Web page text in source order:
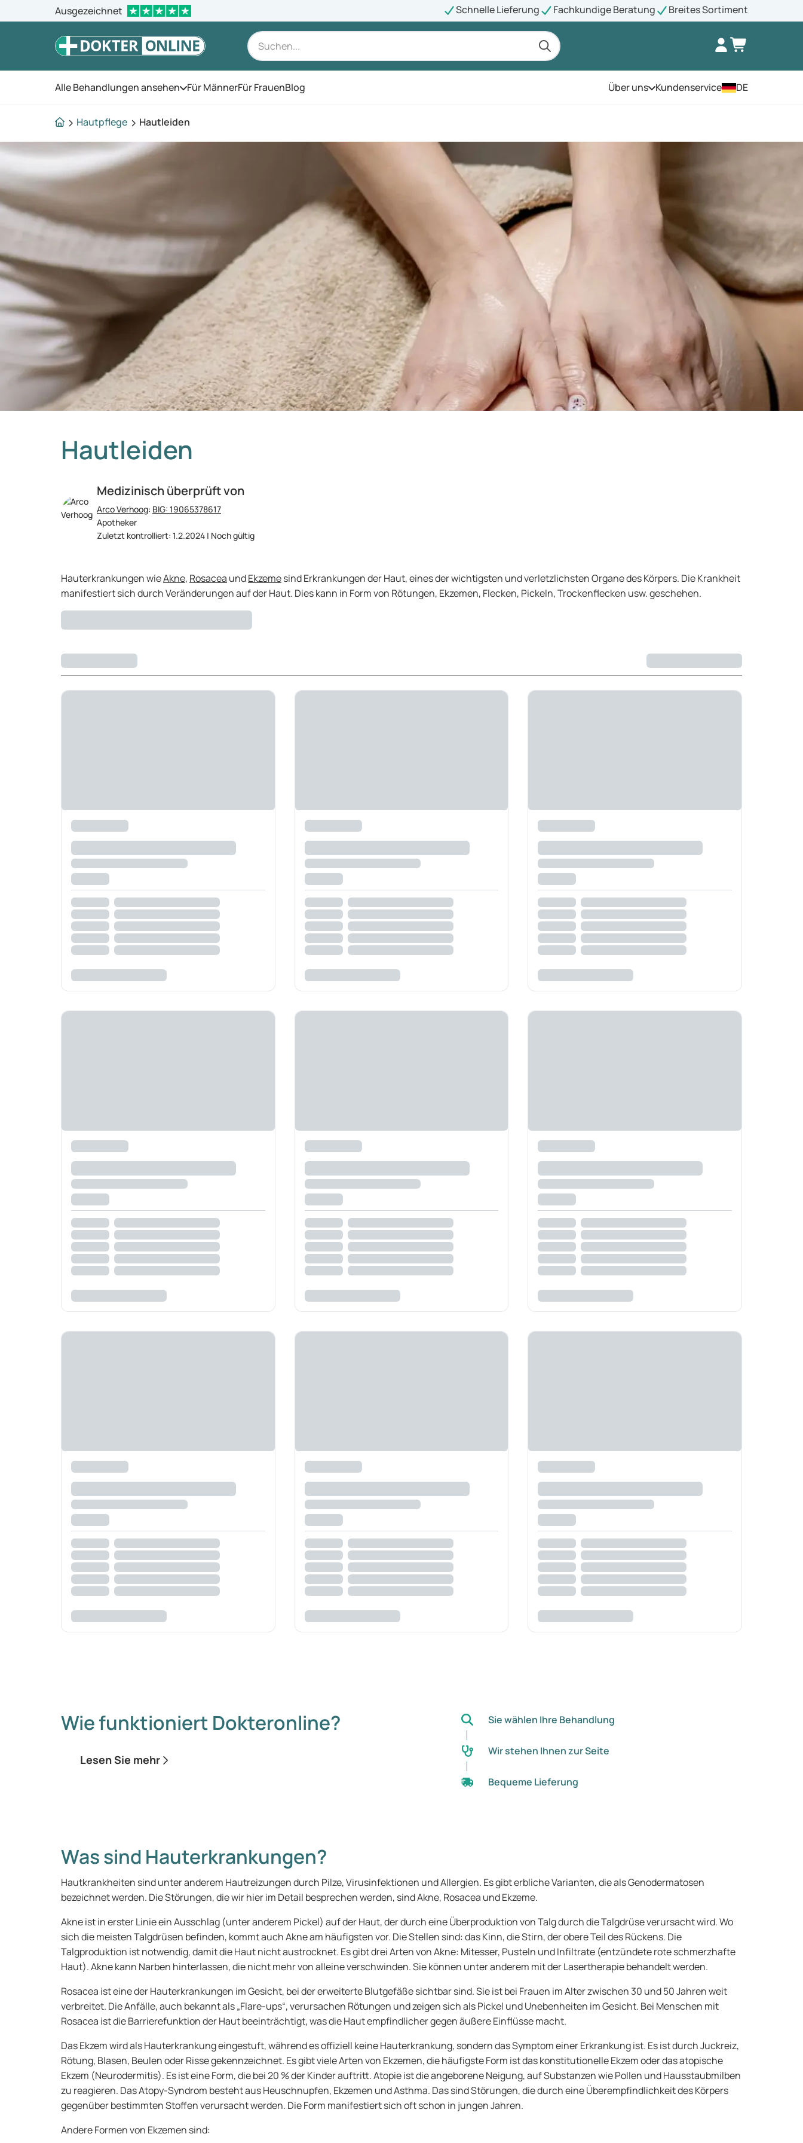
Ausgezeichnet Schnelle Lieferung Fachkundige Beratung Breites Sortiment
Alle Behandlungen ansehen Öffnen Sie das Menü
Für MännerFür FrauenBlog Über unsÖffnen Sie das Menü
Kundenservice DE
Hautpflege Hautleiden
Hautleiden
Medizinisch überprüft von
Arco Verhoog: BIG: 19065378617
Apotheker
Zuletzt kontrolliert: 1.2.2024 | Noch gültig
Hauterkrankungen wieAkne, Rosacea undEkzemesind Erkrankungen der Haut, eines der wichtigsten und verletzlichsten Organe des Körpers. Die Krankheit
manifestiert sich durch Veränderungen auf der Haut. Dies kann in Form von Rötungen, Ekzemen, Flecken, Pickeln, Trockenflecken usw. geschehen.
Wie funktioniert Dokteronline?
Lesen Sie mehr
Sie wählen Ihre Behandlung
Wir stehen Ihnen zur Seite
Bequeme Lieferung
Was sind Hauterkrankungen?
Hautkrankheiten sind unter anderem Hautreizungen durch Pilze, Virusinfektionen und Allergien. Es gibt erbliche Varianten, die als Genodermatosen
bezeichnet werden. Die Störungen, die wir hier im Detail besprechen werden, sind Akne, Rosacea und Ekzeme.
Akne ist in erster Linie ein Ausschlag (unter anderem Pickel) auf der Haut, der durch eine Überproduktion von Talg durch die Talgdrüse verursacht wird. Wo
sich die meisten Talgdrüsen befinden, kommt auch Akne am häufigsten vor. Die Stellen sind: das Kinn, die Stirn, der obere Teil des Rückens. Die
Talgproduktion ist notwendig, damit die Haut nicht austrocknet. Es gibt drei Arten von Akne: Mitesser, Pusteln und Infiltrate (entzündete rote schmerzhafte
Haut). Akne kann Narben hinterlassen, die nicht mehr von alleine verschwinden. Sie können unter anderem mit der Lasertherapie behandelt werden.
Rosacea ist eine der Hauterkrankungen im Gesicht, bei der erweiterte Blutgefäße sichtbar sind. Sie ist bei Frauen im Alter zwischen 30 und 50 Jahren weit
verbreitet. Die Anfälle, auch bekannt als „Flare-ups“, verursachen Rötungen und zeigen sich als Pickel und Unebenheiten im Gesicht. Bei Menschen mit
Rosacea ist die Barrierefunktion der Haut beeinträchtigt, was die Haut empfindlicher gegen äußere Einflüsse macht.
Das Ekzem wird als Hauterkrankung eingestuft, während es offiziell keine Hauterkrankung, sondern das Symptom einer Erkrankung ist. Es ist durch Juckreiz,
Rötung, Blasen, Beulen oder Risse gekennzeichnet. Es gibt viele Arten von Ekzemen, die häufigste Form ist das konstitutionelle Ekzem oder das atopische
Ekzem (Neurodermitis). Es ist eine Form, die bei 20 % der Kinder auftritt. Atopie ist die angeborene Neigung, auf Substanzen wie Pollen und Hausstaubmilben
zu reagieren. Das Atopy-Syndrom besteht aus Heuschnupfen, Ekzemen und Asthma. Das sind Störungen, die durch eine Überempfindlichkeit des Körpers
gegenüber bestimmten Stoffen verursacht werden. Die Form manifestiert sich oft schon in jungen Jahren.
Andere Formen von Ekzemen sind: